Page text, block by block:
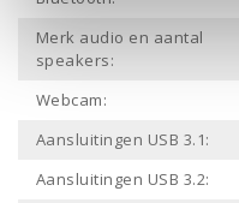
Merk audio en aantal
speakers:
Webcam:
Aansluitingen USB 3.1:
Aansluitingen USB 3.2: